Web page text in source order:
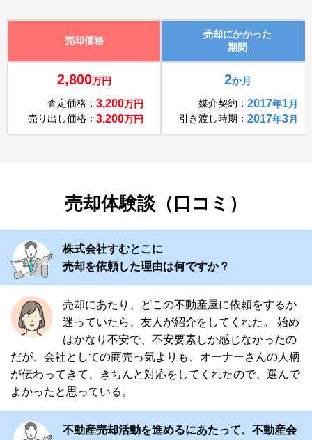
売却価格
売却にかかった
期間
2,800万円
査定価格： 3,200万円
売り出し価格： 3,200万円
2か月
媒介契約： 2017年1月
引き渡し時期： 2017年3月
売却体験談（口コミ）
株式会社すむとこに
売却を依頼した理由は何ですか？
売却にあたり、どこの不動産屋に依頼をするか
迷っていたら、友人が紹介をしてくれた。 始め
はかなり不安で、不安要素しか感じなかったの
だが、会社としての商売っ気よりも、オーナーさんの人柄
が伝わってきて、きちんと対応をしてくれたので、選んで
よかったと思っている。
不動産売却活動を進めるにあたって、不動産会